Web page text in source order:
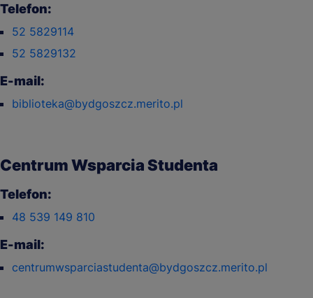
Telefon:
52 5829114
52 5829132
E-mail:
biblioteka@bydgoszcz.merito.pl
Centrum Wsparcia Studenta
Telefon:
48 539 149 810
E-mail:
centrumwsparciastudenta@bydgoszcz.merito.pl